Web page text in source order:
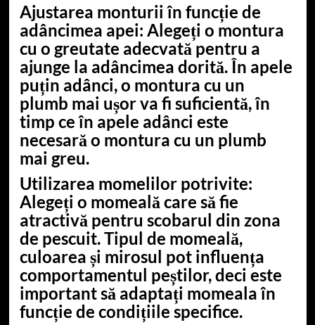
Ajustarea monturii în funcție de
adâncimea apei: Alegeți o montura
cu o greutate adecvată pentru a
ajunge la adâncimea dorită. În apele
puțin adânci, o montura cu un
plumb mai ușor va fi suficientă, în
timp ce în apele adânci este
necesară o montura cu un plumb
mai greu.
Utilizarea momelilor potrivite:
Alegeți o momeală care să fie
atractivă pentru scobarul din zona
de pescuit. Tipul de momeală,
culoarea și mirosul pot influența
comportamentul peștilor, deci este
important să adaptați momeala în
funcție de condițiile specifice.